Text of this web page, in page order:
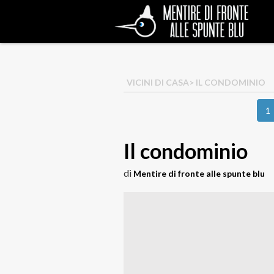
VICINI DI CASA> IL CONDOMINIO
1
Il condominio
di Mentire di fronte alle spunte blu